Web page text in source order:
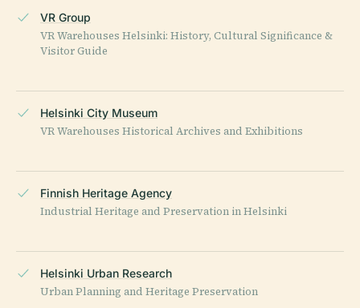
VR Group
VR Warehouses Helsinki: History, Cultural Significance &
Visitor Guide
Helsinki City Museum
VR Warehouses Historical Archives and Exhibitions
Finnish Heritage Agency
Industrial Heritage and Preservation in Helsinki
Helsinki Urban Research
Urban Planning and Heritage Preservation